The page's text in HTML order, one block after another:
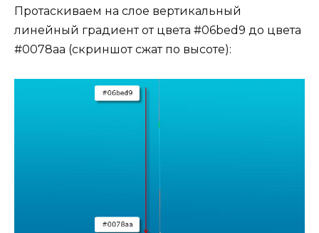
Протаскиваем на слое вертикальный
линейный градиент от цвета #06bed9 до цвета
#0078aa (скриншот сжат по высоте):